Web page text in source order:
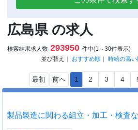
広島県 の求人
検索結果求人数 293950 件中(1～30件表示)
並び替え｜ おすすめ順 ｜ 時給の高
最初 前へ 1 2 3 4
製品製造に関わる組立・加工・検査